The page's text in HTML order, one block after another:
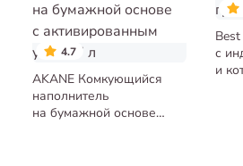
4.7
AKANE Комкующийся
наполнитель
на бумажной основе
с
и